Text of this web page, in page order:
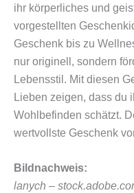
ihr körperliches und
vorgestellten
Geschenk bis zu
nur originell, sondern
Lebensstil. Mit diesen
Lieben zeigen, dass du
Wohlbefinden schätzt.
wertvollste Geschenk
Bildnachweis:
lanych –